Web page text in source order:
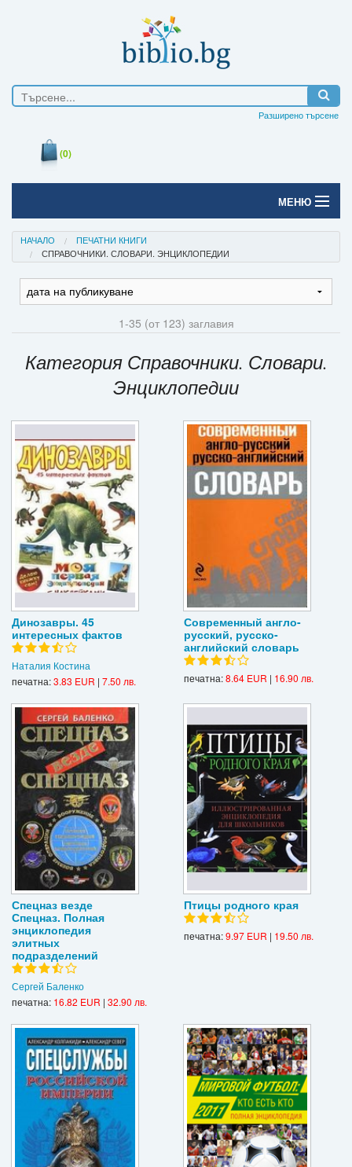
Разширено търсене
(0)
МЕНЮ
Начало
Електронни книги
Игри
Ваучери
Промоции
Контакти
Вход
Регистрация
НАЧАЛО
ПЕЧАТНИ КНИГИ
СПРАВОЧНИКИ. СЛОВАРИ. ЭНЦИКЛОПЕДИИ
1-35 (от 123) заглавия
Категория Справочники. Словари.
Энциклопедии
Динозавры. 45
интересных фактов
Наталия Костина
печатна:3.83 EUR | 7.50 лв.
Современный англо-
русский, русско-
английский словарь
печатна:8.64 EUR | 16.90 лв.
Спецназ везде
Спецназ. Полная
энциклопедия
элитных
подразделений
Сергей Баленко
печатна: 16.82 EUR | 32.90 лв.
Птицы родного края
печатна:9.97 EUR | 19.50 лв.